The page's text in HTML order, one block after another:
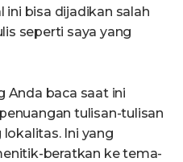
ini bisa dijadikan salah
seperti saya yang
Anda baca saat ini
tulisan-tulisan
Ini yang
beratkan ke tema-